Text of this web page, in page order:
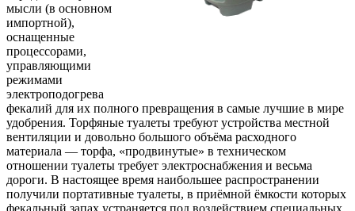
мысли (в основном
импортной),
оснащенные
процессорами,
управляющими
режимами
электроподогрева
фекалий для их полного превращения в самые лучшие в мире
удобрения. Торфяные туалеты требуют устройства местной
вентиляции и довольно большого объёма расходного
материала — торфа, «продвинутые» в техническом
отношении туалеты требует электроснабжения и весьма
дороги. В настоящее время наибольшее распространении
получили портативные туалеты, в приёмной ёмкости которых